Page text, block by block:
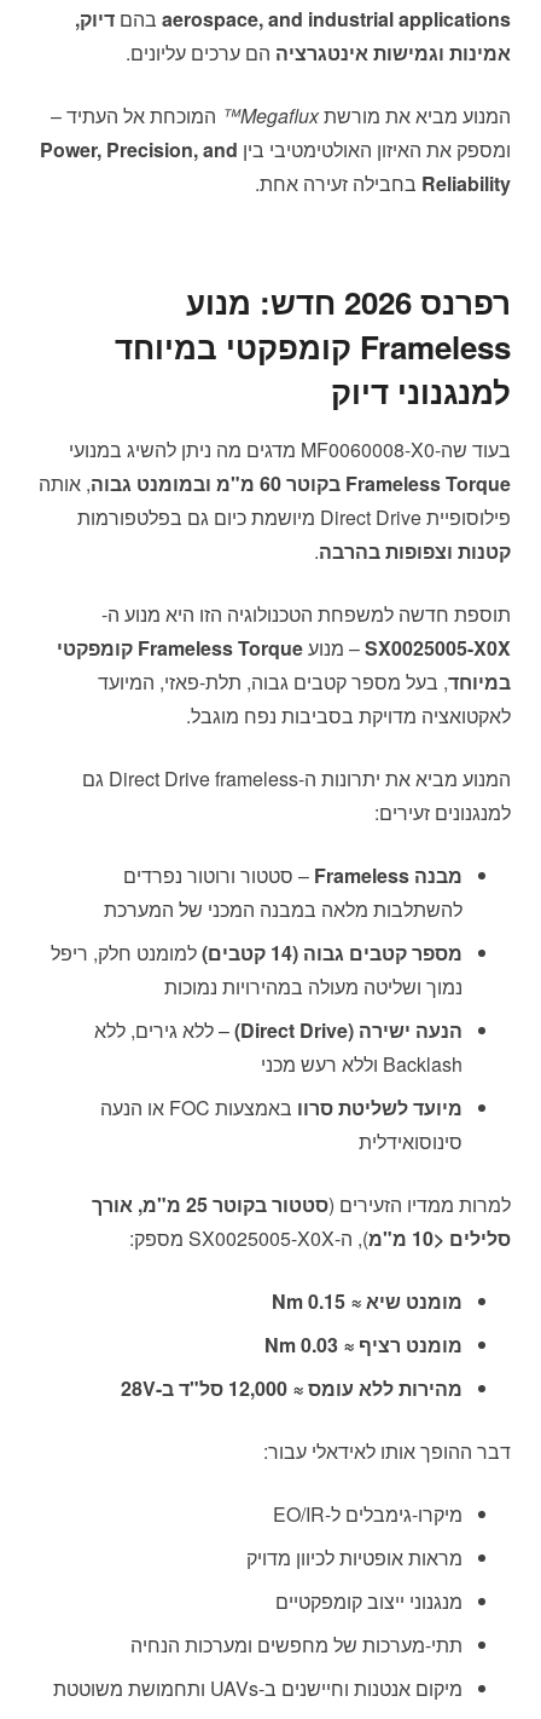
aerospace, and industrial applications בהם דיוק,
אמינות וגמישות אינטגרציה הם ערכים עליונים.
המנוע מביא את מורשתMegaflux™
המוכחת אל העתיד –
ומספק את האיזון האולטימטיבי בין Power, Precision, and
Reliability בחבילה זעירה אחת.
רפרנס 2026 חדש: מנוע
Frameless קומפקטי במיוחד
למנגנוני דיוק
בעוד שה-MF0060008-X0 מדגים מה ניתן להשיג במנועי
Frameless Torque בקוטר 60 מ"מ ובמומנט גבוה
, אותה
פילוסופיית Direct Drive מיושמת כיום גם בפלטפורמות
קטנות וצפופות בהרבה.
תוספת חדשה למשפחת הטכנולוגיה הזו היא מנוע ה-
SX0025005-X0X– מנוע
Frameless Torque קומפקטי
במיוחד, בעל מספר קטבים גבוה, תלת-פאזי, המיועד
לאקטואציה מדויקת בסביבות נפח מוגבל.
המנוע מביא את יתרונות ה-Direct Drive frameless גם
למנגנונים זעירים:
מבנה Frameless
– סטטור ורוטור נפרדים
להשתלבות מלאה במבנה המכני של המערכת
מספר קטבים גבוה (14 קטבים)
למומנט חלק, ריפל
נמוך ושליטה מעולה במהירויות נמוכות
הנעה ישירה (Direct Drive)
– ללא גירים, ללא
Backlash וללא רעש מכני
מיועד לשליטת סרוו
באמצעות FOC או הנעה
סינוסואידלית
למרות ממדיו הזעירים (
סטטור בקוטר 25 מ"מ, אורך
סלילים <10 מ"מ
), ה-SX0025005-X0X מספק:
מומנט שיא ≈ 0.15 Nm
מומנט רציף ≈ 0.03 Nm
מהירות ללא עומס ≈ 12,000 סל"ד ב-28V
דבר ההופך אותו לאידאלי עבור:
מיקרו-גימבלים ל-EO/IR
מראות אופטיות לכיוון מדויק
מנגנוני ייצוב קומפקטיים
תתי-מערכות של מחפשים ומערכות הנחיה
מיקום אנטנות וחיישנים ב-UAVs ותחמושת משוטטת